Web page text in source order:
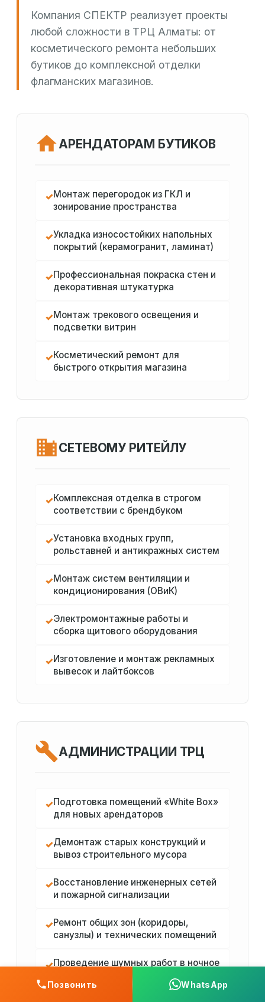
Позвонить WhatsApp
Компания СПЕКТР реализует проекты
любой сложности в ТРЦ Алматы: от
косметического ремонта небольших
бутиков до комплексной отделки
флагманских магазинов.
АРЕНДАТОРАМ БУТИКОВ
✓Монтаж перегородок из ГКЛ и
зонирование пространства
✓Укладка износостойких напольных
покрытий (керамогранит, ламинат)
✓Профессиональная покраска стен и
декоративная штукатурка
✓Монтаж трекового освещения и
подсветки витрин
✓Косметический ремонт для
быстрого открытия магазина
СЕТЕВОМУ РИТЕЙЛУ
✓Комплексная отделка в строгом
соответствии с брендбуком
✓Установка входных групп,
рольставней и антикражных систем
✓Монтаж систем вентиляции и
кондиционирования (ОВиК)
✓Электромонтажные работы и
сборка щитового оборудования
✓Изготовление и монтаж рекламных
вывесок и лайтбоксов
АДМИНИСТРАЦИИ ТРЦ
✓Подготовка помещений «White Box»
для новых арендаторов
✓Демонтаж старых конструкций и
вывоз строительного мусора
✓Восстановление инженерных сетей
и пожарной сигнализации
✓Ремонт общих зон (коридоры,
санузлы) и технических помещений
✓Проведение шумных работ в ночное